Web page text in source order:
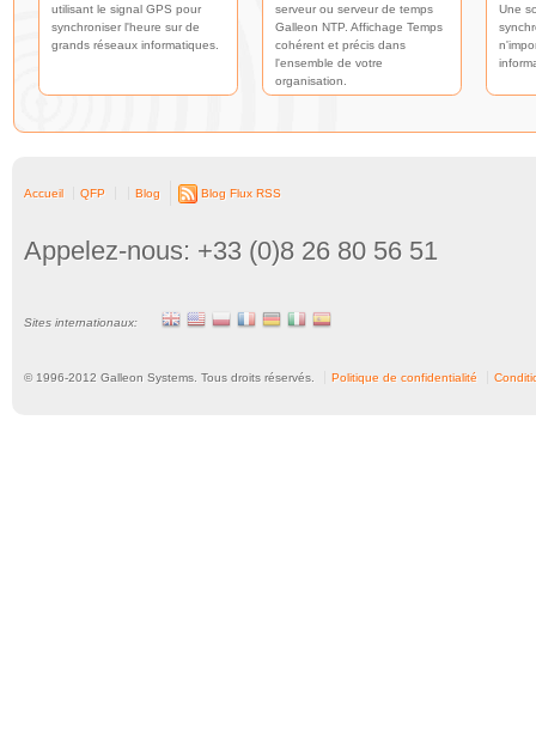
utilisant le signal GPS pour
synchroniser l'heure sur de
grands réseaux informatiques.
serveur ou serveur de temps
Galleon NTP. Affichage Temps
cohérent et précis dans
l'ensemble de votre
organisation.
Une
Accueil QFP Blog Blog Flux RSS
Appelez-nous: +33 (0)8 26 80 56 51
Sites internationaux:
© 1996-2012 Galleon Systems. Tous droits réservés. Politique de confidentialité